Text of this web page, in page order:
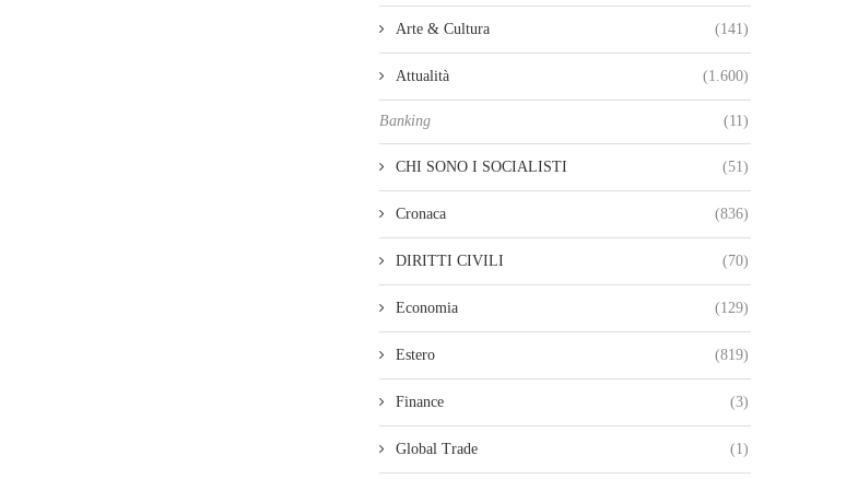
Arte & Cultura (141)
Attualità (1.600)
Banking (11)
CHI SONO I SOCIALISTI (51)
Cronaca (836)
DIRITTI CIVILI (70)
Economia (129)
Estero (819)
Finance (3)
Global Trade (1)